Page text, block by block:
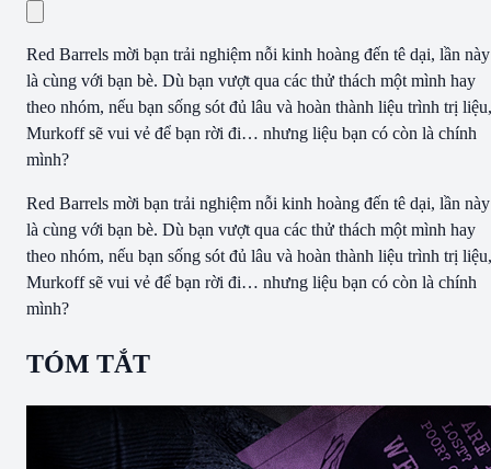
Red Barrels mời bạn trải nghiệm nỗi kinh hoàng đến tê dại, lần này
là cùng với bạn bè. Dù bạn vượt qua các thử thách một mình hay
theo nhóm, nếu bạn sống sót đủ lâu và hoàn thành liệu trình trị liệu,
Murkoff sẽ vui vẻ để bạn rời đi… nhưng liệu bạn có còn là chính
mình?
Red Barrels mời bạn trải nghiệm nỗi kinh hoàng đến tê dại, lần này
là cùng với bạn bè. Dù bạn vượt qua các thử thách một mình hay
theo nhóm, nếu bạn sống sót đủ lâu và hoàn thành liệu trình trị liệu,
Murkoff sẽ vui vẻ để bạn rời đi… nhưng liệu bạn có còn là chính
mình?
TÓM TẮT